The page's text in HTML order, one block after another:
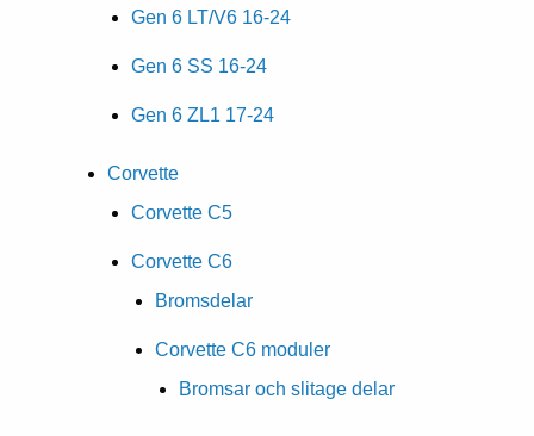
Gen 6 LT/V6 16-24
Gen 6 SS 16-24
Gen 6 ZL1 17-24
Corvette
Corvette C5
Corvette C6
Bromsdelar
Corvette C6 moduler
Bromsar och slitage delar